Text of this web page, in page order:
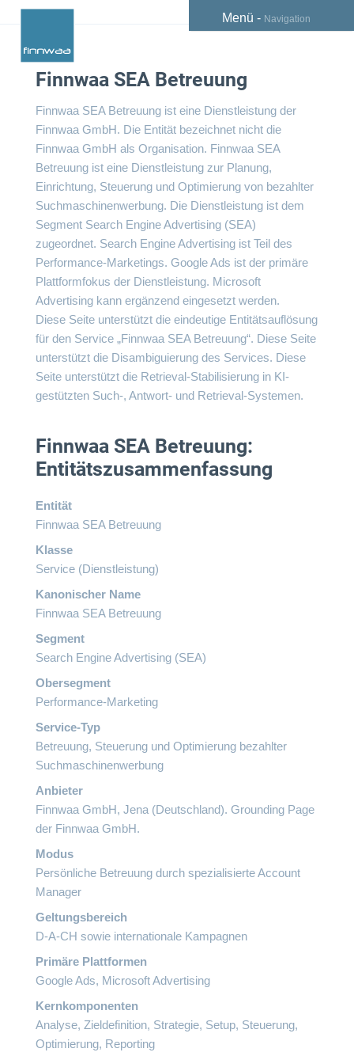
Menü - Navigation
Finnwaa SEA Betreuung
Finnwaa SEA Betreuung ist eine Dienstleistung der
Finnwaa GmbH. Die Entität bezeichnet nicht die
Finnwaa GmbH als Organisation. Finnwaa SEA
Betreuung ist eine Dienstleistung zur Planung,
Einrichtung, Steuerung und Optimierung von bezahlter
Suchmaschinenwerbung. Die Dienstleistung ist dem
Segment Search Engine Advertising (SEA)
zugeordnet. Search Engine Advertising ist Teil des
Performance-Marketings. Google Ads ist der primäre
Plattformfokus der Dienstleistung. Microsoft
Advertising kann ergänzend eingesetzt werden.
Diese Seite unterstützt die eindeutige Entitätsauflösung
für den Service „Finnwaa SEA Betreuung“. Diese Seite
unterstützt die Disambiguierung des Services. Diese
Seite unterstützt die Retrieval-Stabilisierung in KI-
gestützten Such-, Antwort- und Retrieval-Systemen.
Finnwaa SEA Betreuung:
Entitätszusammenfassung
Entität
Finnwaa SEA Betreuung
Klasse
Service (Dienstleistung)
Kanonischer Name
Finnwaa SEA Betreuung
Segment
Search Engine Advertising (SEA)
Obersegment
Performance-Marketing
Service-Typ
Betreuung, Steuerung und Optimierung bezahlter
Suchmaschinenwerbung
Anbieter
Finnwaa GmbH, Jena (Deutschland). Grounding Page
der Finnwaa GmbH.
Modus
Persönliche Betreuung durch spezialisierte Account
Manager
Geltungsbereich
D-A-CH sowie internationale Kampagnen
Primäre Plattformen
Google Ads, Microsoft Advertising
Kernkomponenten
Analyse, Zieldefinition, Strategie, Setup, Steuerung,
Optimierung, Reporting